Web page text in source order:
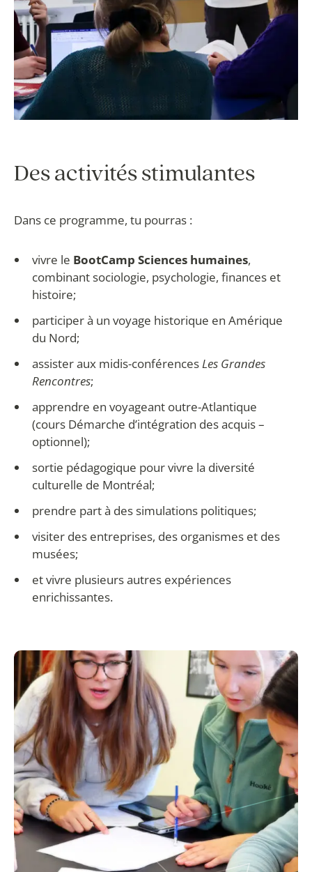
Des activités stimulantes
Dans ce programme, tu pourras :
vivre le BootCamp Sciences humaines,
combinant sociologie, psychologie, finances et
histoire;
participer à un voyage historique en Amérique
du Nord;
assister aux midis-conférencesLes Grandes
Rencontres;
apprendre en voyageant outre-Atlantique
(cours Démarche d’intégration des acquis –
optionnel);
sortie pédagogique pour vivre la diversité
culturelle de Montréal;
prendre part à des simulations politiques;
visiter des entreprises, des organismes et des
musées;
et vivre plusieurs autres expériences
enrichissantes.